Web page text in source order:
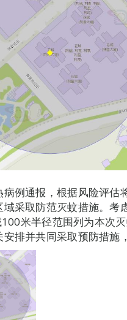
例通报，根据风险评估
采取防范灭蚊措施。考
米半径范围列为本次
排并共同采取预防措施